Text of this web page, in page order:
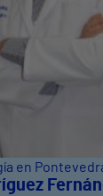
en